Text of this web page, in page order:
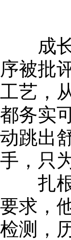
成长
序被批
工艺，
都务实
动跳出
手，只
扎根
要求，
检测，